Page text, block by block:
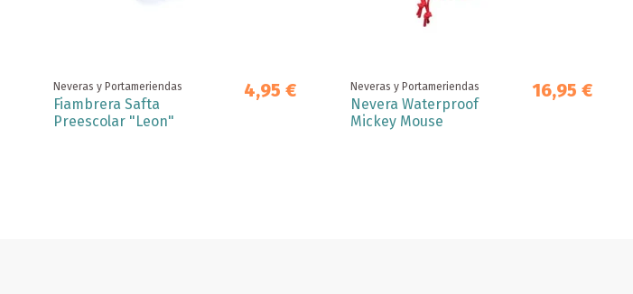
Neveras y Portameriendas
Fiambrera Safta
Preescolar "Leon"
4,95 € Neveras y Portameriendas
Nevera Waterproof
Mickey Mouse
16,95 €